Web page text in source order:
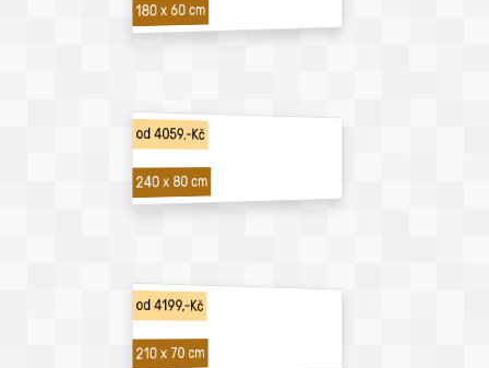
180 x 60 cm
od 4059,-Kč
240 x 80 cm
od 4199,-Kč
210 x 70 cm